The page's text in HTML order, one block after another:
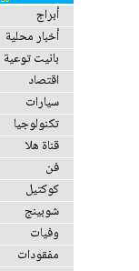
أبراج
أخبار محلية
بانيت توعية
اقتصاد
سيارات
تكنولوجيا
قناة هلا
فن
كوكتيل
شوبينج
وفيات
مفقودات